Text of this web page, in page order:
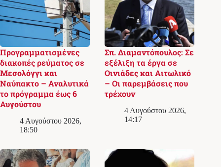
Προγραμματισμένες
διακοπές ρεύματος σε
Μεσολόγγι και
Ναύπακτο – Αναλυτικά
το πρόγραμμα έως 6
Αυγούστου
4 Αυγούστου 2026,
18:50
Σπ. Διαμαντόπουλος: Σε
εξέλιξη τα έργα σε
Οινιάδες και Αιτωλικό
– Οι παρεμβάσεις που
τρέχουν
4 Αυγούστου 2026,
14:17